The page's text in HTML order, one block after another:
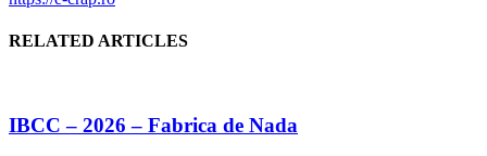
RELATED ARTICLES
IBCC – 2026 – Fabrica de Nada